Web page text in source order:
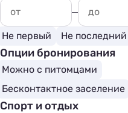
Не первый Не последний
Опции бронирования
Можно с питомцами
Бесконтактное заселение
Спорт и отдых